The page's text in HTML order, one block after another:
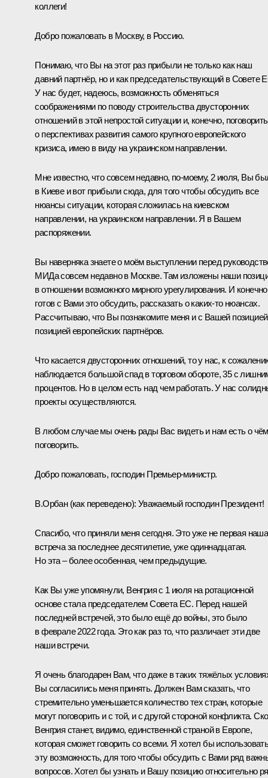
коллеги!
Добро пожаловать в Москву, в Россию.
Понимаю, что Вы на этот раз прибыли не только как наш
давний партнёр, но и как председательствующий в Совете
У нас будет, надеюсь, возможность обменяться
соображениями по поводу строительства двусторонних
отношений в этой непростой ситуации и, конечно, поговорить
о перспективах развития самого крупного европейского
кризиса, имею в виду на украинском направлении.
Мне известно, что совсем недавно, по-моему, 2 июля, Вы
в Киеве и вот прибыли сюда, для того чтобы обсудить все
нюансы ситуации, которая сложилась на киевском
направлении, на украинском направлении. Я в Вашем
распоряжении.
Вы наверняка знаете о моём выступлении перед
МИДа совсем недавно в Москве. Там изложены наши
в отношении возможного мирного урегулирования. И
готов с Вами это обсудить, рассказать о каких-то нюансах.
Рассчитываю, что Вы познакомите меня и с Вашей
позицией европейских партнёров.
Что касается двусторонних отношений, то у нас, к
наблюдается большой спад в торговом обороте, 35 с
процентов. Но в целом есть над чем работать. У нас
проекты осуществляются.
В любом случае мы очень рады Вас видеть и нам есть о чём
поговорить.
Добро пожаловать, господин Премьер-министр.
В.Орбан (как переведено): Уважаемый господин Президент!
Спасибо, что приняли меня сегодня. Это уже не первая наша
встреча за последнее десятилетие, уже одиннадцатая.
Но эта – более особенная, чем предыдущие.
Как Вы уже упомянули, Венгрия с 1 июля на ротационной
основе стала председателем Совета ЕС. Перед нашей
последней встречей, это было ещё до войны, это было
в феврале 2022 года. Это как раз то, что различает эти две
наши встречи.
Я очень благодарен Вам, что даже в таких тяжёлых
Вы согласились меня принять. Должен Вам сказать, что
стремительно уменьшается количество тех стран, которые
могут поговорить и с той, и с другой стороной конфликта.
Венгрия станет, видимо, единственной страной в Европе,
которая сможет говорить со всеми. Я хотел бы
эту возможность, для того чтобы обсудить с Вами ряд
вопросов. Хотел бы узнать и Вашу позицию относительно